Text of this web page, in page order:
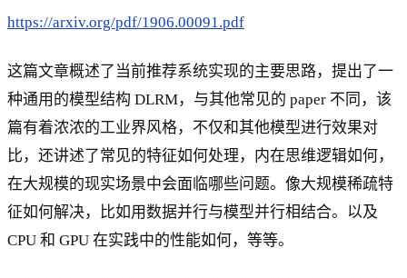
https://arxiv.org/pdf/1906.00091.pdf
这篇文章概述了当前推荐系统实现的主要思路，提出了一
种通用的模型结构 DLRM，与其他常见的 paper 不同，该
篇有着浓浓的工业界风格，不仅和其他模型进行效果对
比，还讲述了常见的特征如何处理，内在思维逻辑如何，
在大规模的现实场景中会面临哪些问题。像大规模稀疏特
征如何解决，比如用数据并行与模型并行相结合。以及
CPU 和 GPU 在实践中的性能如何，等等。